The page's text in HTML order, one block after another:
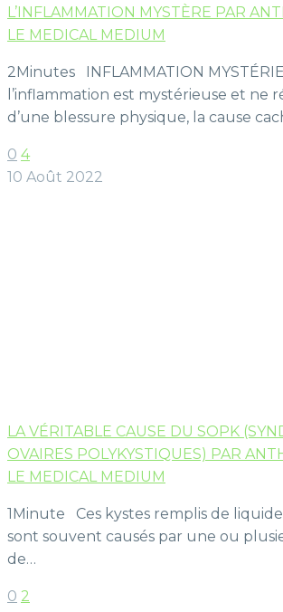
L’INFLAMMATION MYSTÈRE PAR
LE MEDICAL MEDIUM
2Minutes INFLAMMATION
l’inflammation est mystérieuse et ne
d’une blessure physique, la cause
0 4
10 Août 2022
LA VÉRITABLE CAUSE DU SOPK
OVAIRES POLYKYSTIQUES) PAR
LE MEDICAL MEDIUM
1Minute Ces kystes remplis de
sont souvent causés par une ou
de…
0 2